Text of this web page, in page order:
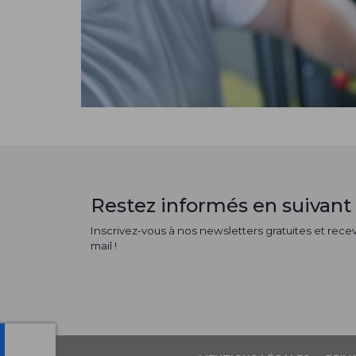
Restez informés en
Inscrivez-vous à nos newsletters gratuites et
mail !